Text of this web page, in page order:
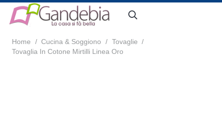
Home / Cucina & Soggiono / Tovaglie /
Tovaglia In Cotone Mirtilli Linea Oro